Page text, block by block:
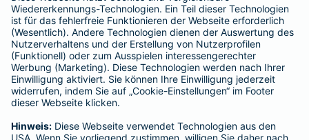
BELIEBTE SEITEN
Kranken-Zusatzversicherung
Tierversicherungen
Haftpflichtversicherung
Hausratversicherung
Adresse ändern